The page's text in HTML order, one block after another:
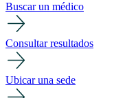
Buscar un médico
Consultar resultados
Ubicar una sede